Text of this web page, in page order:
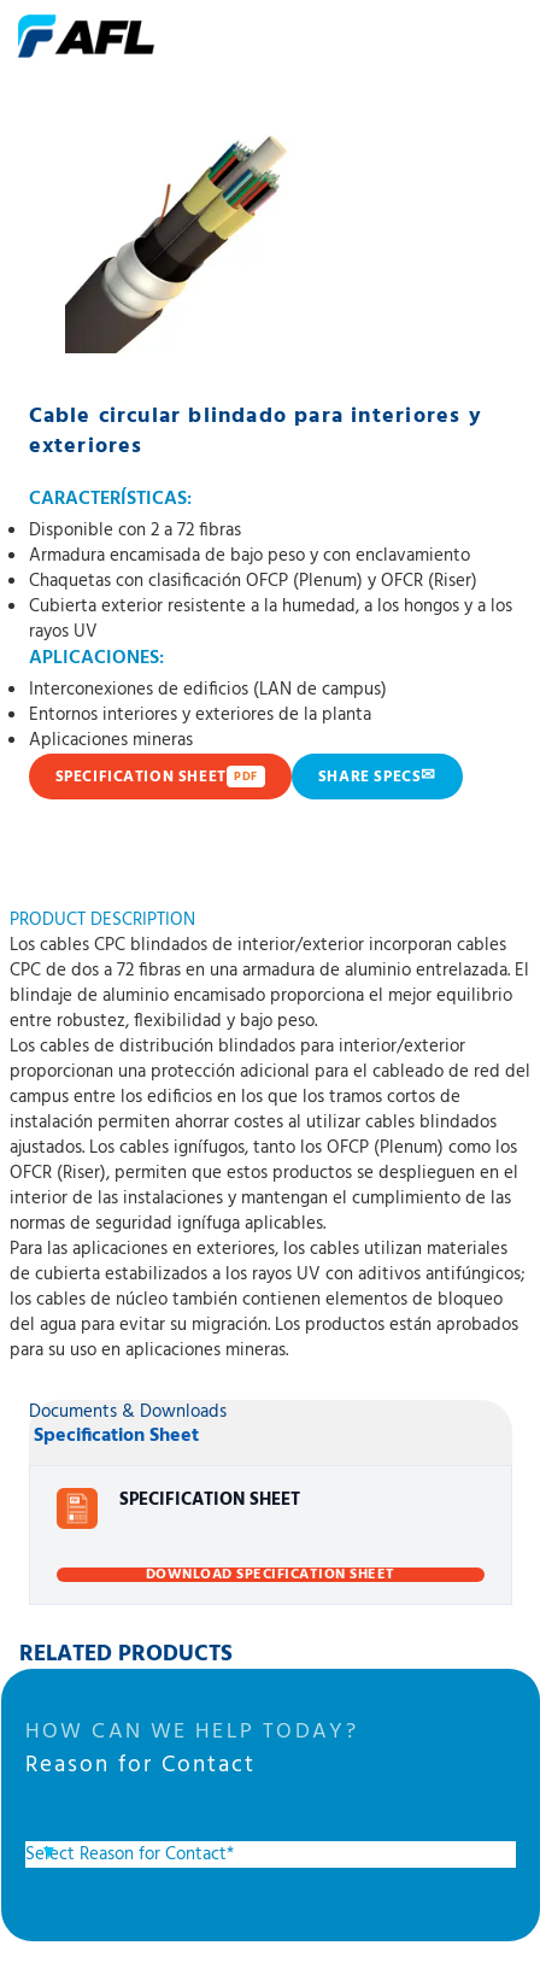
Cable circular blindado para interiores y
exteriores
CARACTERÍSTICAS:
Disponible con 2 a 72 fibras
Armadura encamisada de bajo peso y con enclavamiento
Chaquetas con clasificación OFCP (Plenum) y OFCR (Riser)
Cubierta exterior resistente a la humedad, a los hongos y a los
rayos UV
APLICACIONES:
Interconexiones de edificios (LAN de campus)
Entornos interiores y exteriores de la planta
Aplicaciones mineras
SPECIFICATION SHEET PDF SHARE SPECS✉
PRODUCT DESCRIPTION
Los cables CPC blindados de interior/exterior incorporan cables
CPC de dos a 72 fibras en una armadura de aluminio entrelazada. El
blindaje de aluminio encamisado proporciona el mejor equilibrio
entre robustez, flexibilidad y bajo peso.
Los cables de distribución blindados para interior/exterior
proporcionan una protección adicional para el cableado de red del
campus entre los edificios en los que los tramos cortos de
instalación permiten ahorrar costes al utilizar cables blindados
ajustados. Los cables ignífugos, tanto los OFCP (Plenum) como los
OFCR (Riser), permiten que estos productos se desplieguen en el
interior de las instalaciones y mantengan el cumplimiento de las
normas de seguridad ignífuga aplicables.
Para las aplicaciones en exteriores, los cables utilizan materiales
de cubierta estabilizados a los rayos UV con aditivos antifúngicos;
los cables de núcleo también contienen elementos de bloqueo
del agua para evitar su migración. Los productos están aprobados
para su uso en aplicaciones mineras.
Documents & Downloads
Specification Sheet
SPECIFICATION SHEET
DOWNLOAD SPECIFICATION SHEET
RELATED PRODUCTS
HOW CAN WE HELP TODAY?
Reason for Contact